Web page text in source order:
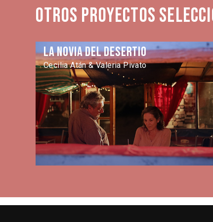
Otros proyectos
La novia del desertio
Cecilia Atán & Valeria Pivato